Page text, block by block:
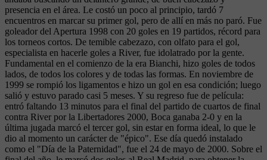
presencia en el área. Le costó un poco al principio, tardó 7
encuentros en marcar su primer gol, pero de allí en más no paró. Fue
goleador del Apertura 1998 con 20 goles en 19 partidos, récord para
los torneos cortos. De temible cabezazo, con olfato para el gol,
especialista en hacerle goles a River, fue idolatrado por la gente.
Fundamental en el comienzo de la era Bianchi, hizo goles de todos
lados, de todos los colores y de todas las formas. En noviembre de
1999 se rompió los ligamentos e hizo un gol en esa condición; luego
salió y estuvo parado casi 5 meses. Y su regreso fue de película:
entró faltando 13 minutos para el final del partido de cuartos de final
contra River por la Libertadores 2000, Boca ganaba 2-0 y en la
última jugada marcó el tercer gol, sin estar en forma ideal, lo que le
dio al momento un carácter de "épico". Ese día quedó instalado
como el "Día de la Paternidad", fue el 24 de mayo de 2000. Sobre el